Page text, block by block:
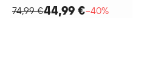
74,99 €44,99 €−40%